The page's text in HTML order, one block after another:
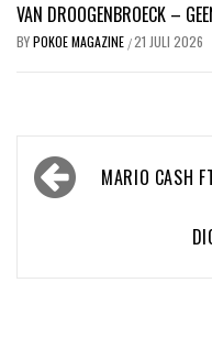
VAN DROOGENBROECK –
BYPOKOE MAGAZINE /21 JULI 2026
Bericht
navigatieMARIO CASH